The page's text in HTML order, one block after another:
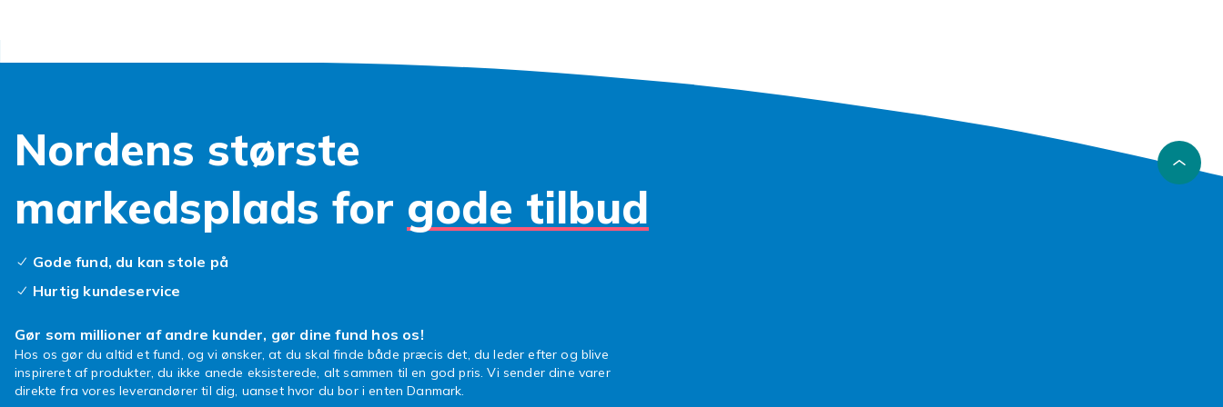
fremhæve hyggelige pauser på arbejdet.
Nordens største
markedsplads for gode tilbud
Gode fund, du kan stole på
Hurtig kundeservice
Gør som millioner af andre kunder, gør dine fund hos os!
Hos os gør du altid et fund, og vi ønsker, at du skal finde både præcis det, du leder efter og blive
inspireret af produkter, du ikke anede eksisterede, alt sammen til en god pris. Vi sender dine varer
direkte fra vores leverandører til dig, uanset hvor du bor i enten Danmark.